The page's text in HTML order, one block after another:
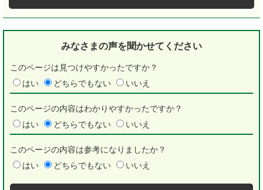
みなさまの声を聞かせてください
このページは見つけやすかったですか？
はい
どちらでもない いいえ
このページの内容はわかりやすかったですか？
はい
どちらでもない いいえ
このページの内容は参考になりましたか？
はい
どちらでもない いいえ